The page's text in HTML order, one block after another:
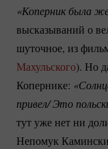
«Коперник была
высказываний о
шуточное, из
Махульского). Но
Копернике:
привел/ Это
тут уже нет ни
Непомук